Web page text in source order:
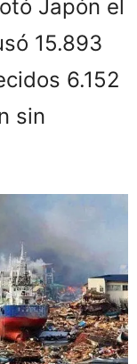
Japón el
15.893
6.152
sin